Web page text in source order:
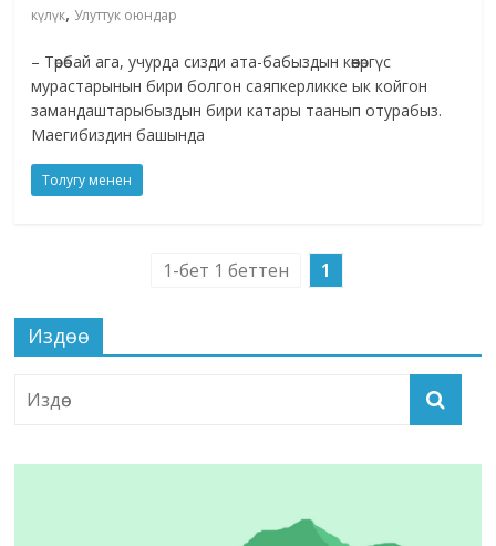
күлүк, Улуттук оюндар
– Төрөбай ага, учурда сизди ата-бабыздын көөнөргүс
мурастарынын бири болгон саяпкерликке ык койгон
замандаштарыбыздын бири катары таанып отурабыз.
Маегибиздин башында
Толугу менен
1-бет 1 беттен 1
Издөө